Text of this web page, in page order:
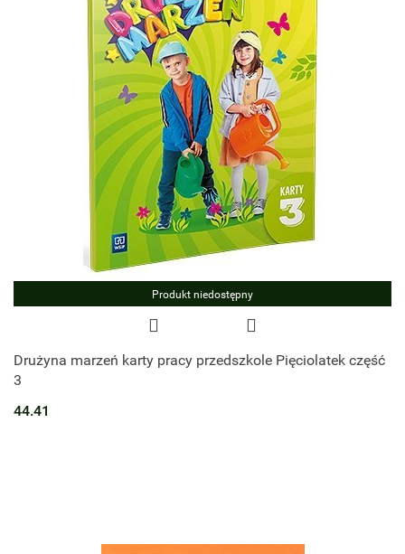
Produkt niedostępny
Drużyna marzeń karty pracy przedszkole Pięciolatek część
3
44.41